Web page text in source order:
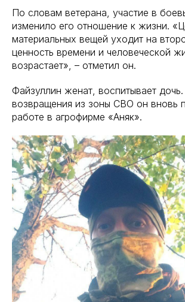
По словам ветерана, участие в
изменило его отношение к жизни.
материальных вещей уходит на
ценность времени и человеческой
возрастает», – отметил он.
Файзуллин женат, воспитывает
возвращения из зоны СВО он вновь
работе в агрофирме «Аняк».